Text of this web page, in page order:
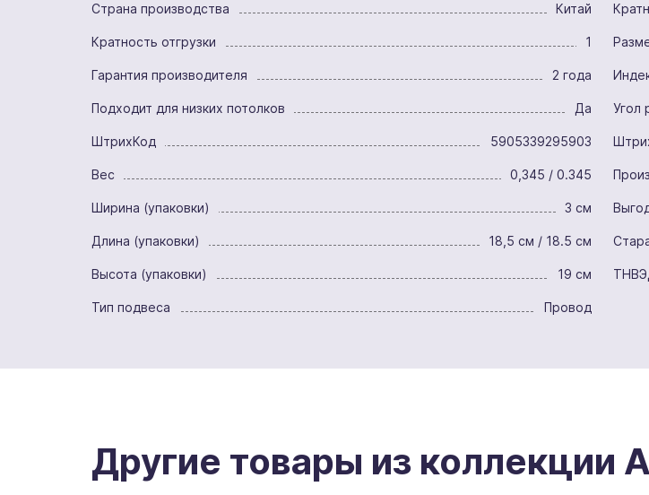
Страна производства Китай
Кратность отгрузки 1
Гарантия производителя 2 года
Подходит для низких потолков Да
ШтрихКод 5905339295903
Вес 0,345 / 0.345
Ширина (упаковки) 3 см
Длина (упаковки) 18,5 см / 18.5 см
Высота (упаковки) 19 см
Тип подвеса Провод
Угол
Другие товары из коллекции